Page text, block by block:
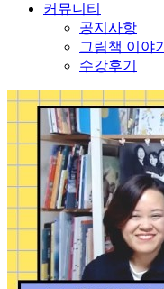
커뮤니티
공지사항
그림책 이야기
수강후기